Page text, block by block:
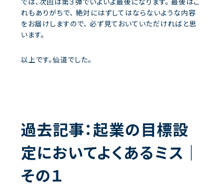
れもありがちで、 絶対にはずしてはならないような内容
をお届けしますので、 必ず見ておいていただければと思
います。
以上です。仙道でした。
過去記事：‌起業の目標設
定においてよくあるミス｜
その１